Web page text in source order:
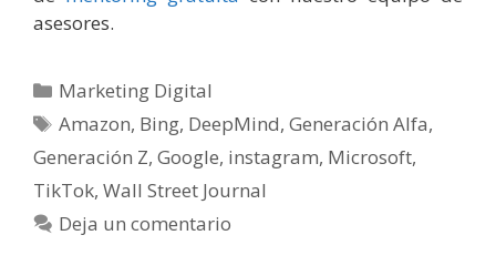
asesores.
Categorías
Marketing Digital
Etiquetas
Amazon, Bing, DeepMind,Generación Alfa,
Generación Z, Google, instagram, Microsoft,
TikTok, Wall Street Journal
Deja un comentario